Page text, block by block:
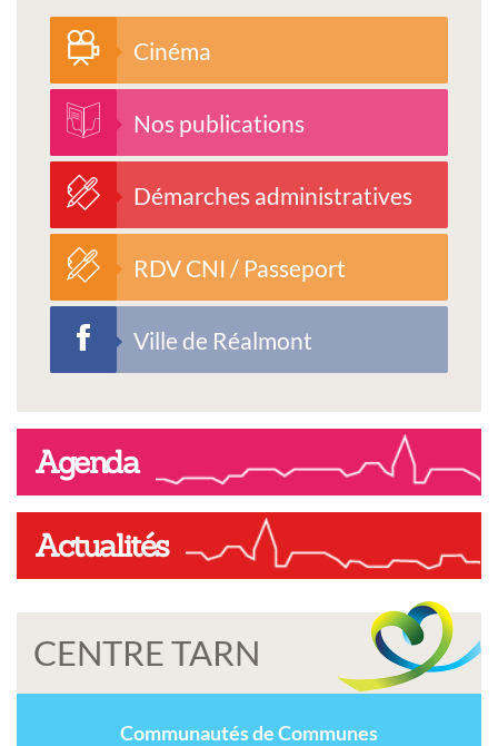
Cinéma
Nos publications
Démarches administratives
RDV CNI / Passeport
Ville de Réalmont
Agenda
Actualités
CENTRE TARN
Communautés de Communes